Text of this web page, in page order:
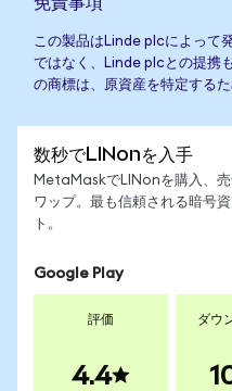
この製品はLinde plcによって
ではなく、Linde plcとの提携
の商標は、原資産を特定する
数秒でLINonを入手
MetaMaskでLINonを購入、売
ワップ。最も信頼される暗号
ト。
Google Play
評価
4.4
ダウ